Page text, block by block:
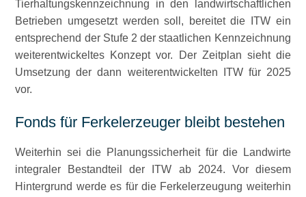
Tierhaltungskennzeichnung in den landwirtschaftlichen
Betrieben umgesetzt werden soll, bereitet die ITW ein
entsprechend der Stufe 2 der staatlichen Kennzeichnung
weiterentwickeltes Konzept vor. Der Zeitplan sieht die
Umsetzung der dann weiterentwickelten ITW für 2025
vor.
Fonds für Ferkelerzeuger bleibt bestehen
Weiterhin sei die Planungssicherheit für die Landwirte
integraler Bestandteil der ITW ab 2024. Vor diesem
Hintergrund werde es für die Ferkelerzeugung weiterhin